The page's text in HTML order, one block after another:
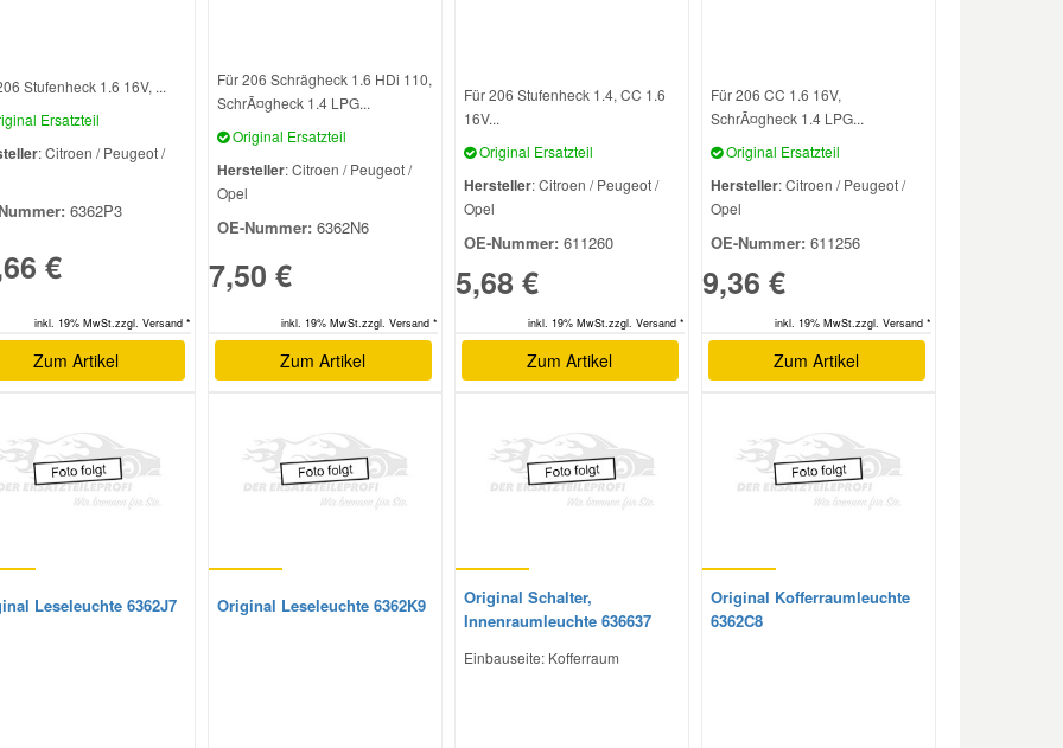
Stufenheck 1.6 16V, ...
Ersatzteil
: Citroen / Peugeot /
6362P3
€
inkl. 19% MwSt.zzgl. Versand *
Zum Artikel
Für 206 Schrägheck 1.6 HDi 110,
SchrÃ¤gheck 1.4 LPG...
Original Ersatzteil
Hersteller: Citroen / Peugeot /
Opel
OE-Nummer: 6362N6
7,50 €
inkl. 19% MwSt.zzgl. Versand *
Zum Artikel
Für 206 Stufenheck 1.4, CC 1.6
16V...
Original Ersatzteil
Hersteller: Citroen / Peugeot /
Opel
OE-Nummer: 611260
5,68 €
inkl. 19% MwSt.zzgl. Versand *
Zum Artikel
Für 206 CC 1.6 16V,
SchrÃ¤gheck 1.4 LPG...
Original Ersatzteil
Hersteller: Citroen / Peugeot /
Opel
OE-Nummer: 611256
9,36 €
inkl. 19% MwSt.zzgl. Versand *
Zum Artikel
Leseleuchte 6362J7 Original Leseleuchte 6362K9
Original Schalter,
Innenraumleuchte 636637
Einbauseite: Kofferraum
Original Kofferraumleuchte
6362C8